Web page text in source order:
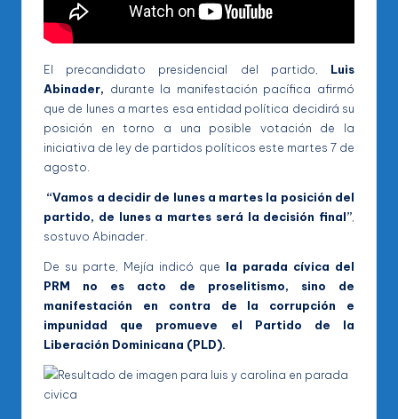
El precandidato presidencial del partido, Luis
Abinader, durante la manifestación pacífica afirmó
que de lunes a martes esa entidad política decidirá su
posición en torno a una posible votación de la
iniciativa de ley de partidos políticos este martes 7 de
agosto.
“Vamos a decidir de lunes a martes la posición del
partido, de lunes a martes será la decisión final”,
sostuvo Abinader.
De su parte, Mejía indicó que la parada cívica del
PRM no es acto de proselitismo, sino de
manifestación en contra de la corrupción e
impunidad que promueve el Partido de la
Liberación Dominicana (PLD).